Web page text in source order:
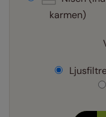
karmen)